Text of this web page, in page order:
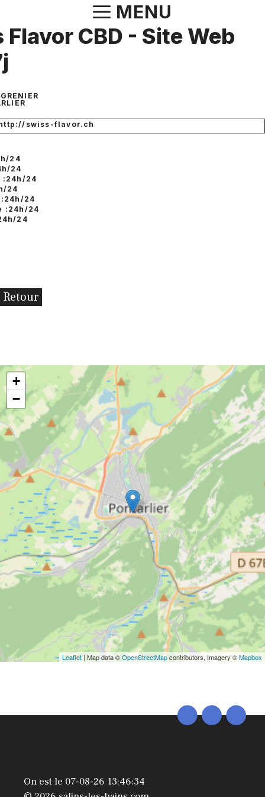
au
contenu
MENU
CBD - Site Web
swiss-flavor.ch
24
24
24
24
24
:24h/24
24
Retour
+
−
Leaflet | Map data ©OpenStreetMapcontributors, Imagery ©Mapbox
On est le 07-08-26 13:46:34